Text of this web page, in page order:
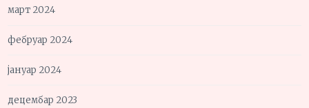
март 2024
фебруар 2024
јануар 2024
децембар 2023